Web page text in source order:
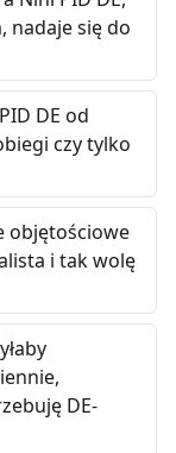
nadaje się do
DE od
czy tylko
objętościowe
i tak wolę
DE-